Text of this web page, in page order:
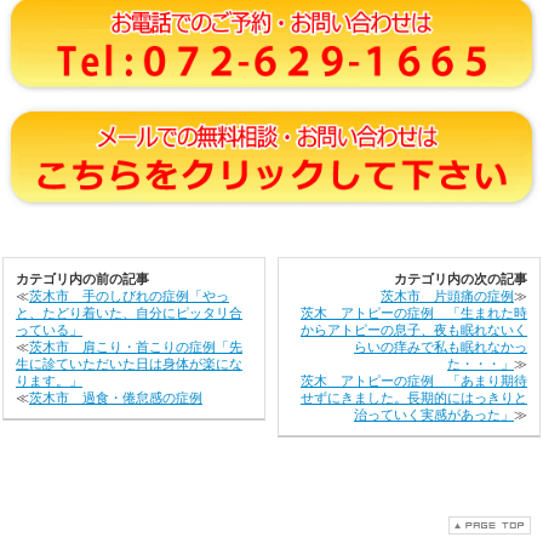
カテゴリ内の前の記事
≪茨木市 手のしびれの症例「やっ
と、たどり着いた、自分にピッタリ合
っている」
≪茨木市 肩こり・首こりの症例「先
生に診ていただいた日は身体が楽にな
ります。」
≪茨木市 過食・倦怠感の症例
カテゴリ内の次の記事
茨木市 片頭痛の症例≫
茨木 アトピーの症例 「生まれた時
からアトピーの息子、夜も眠れないく
らいの痒みで私も眠れなかっ
た・・・」 ≫
茨木 アトピーの症例 「あまり期待
せずにきました。長期的にはっきりと
治っていく実感があった」 ≫